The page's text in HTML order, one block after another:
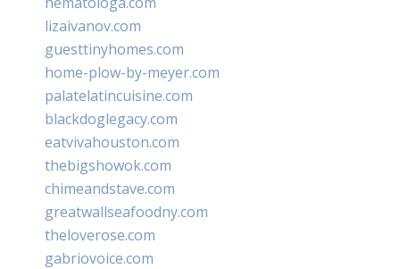
lizaivanov.com
guesttinyhomes.com
home-plow-by-meyer.com
palatelatincuisine.com
blackdoglegacy.com
eatvivahouston.com
thebigshowok.com
chimeandstave.com
greatwallseafoodny.com
theloverose.com
gabriovoice.com